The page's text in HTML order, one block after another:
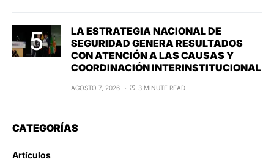
LA ESTRATEGIA NACIONAL DE
SEGURIDAD GENERA RESULTADOS
CON ATENCIÓN A LAS CAUSAS Y
COORDINACIÓN INTERINSTITUCIONAL
AGOSTO 7, 2026 3 MINUTE READ
CATEGORÍAS
Artículos